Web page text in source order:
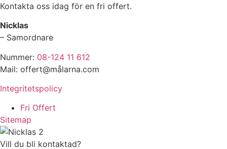
Kontakta oss idag för en fri offert.
Nicklas
– Samordnare
Nummer: 08-124 11 612
Mail: offert@målarna.com
Integritetspolicy
Fri Offert
Sitemap
Vill du bli kontaktad?